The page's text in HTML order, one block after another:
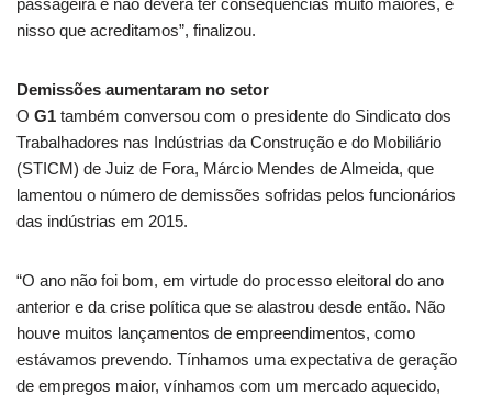
nisso que acreditamos”, finalizou.
Demissões aumentaram no setor
O G1 também conversou com o presidente do Sindicato dos
Trabalhadores nas Indústrias da Construção e do Mobiliário
(STICM) de Juiz de Fora, Márcio Mendes de Almeida, que
lamentou o número de demissões sofridas pelos funcionários
das indústrias em 2015.
“O ano não foi bom, em virtude do processo eleitoral do ano
anterior e da crise política que se alastrou desde então. Não
houve muitos lançamentos de empreendimentos, como
estávamos prevendo. Tínhamos uma expectativa de geração
de empregos maior, vínhamos com um mercado aquecido,